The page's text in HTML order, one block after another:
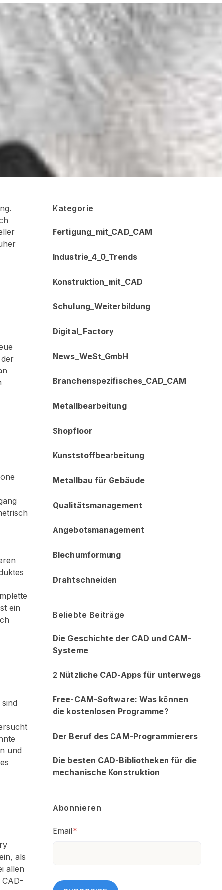
ein
und
als
allen
Kategorie
Fertigung_mit_CAD_CAM
Industrie_4_0_Trends
Konstruktion_mit_CAD
Schulung_Weiterbildung
Digital_Factory
News_WeSt_GmbH
Branchenspezifisches_CAD_CAM
Metallbearbeitung
Shopfloor
Kunststoffbearbeitung
Metallbau für Gebäude
Qualitätsmanagement
Angebotsmanagement
Blechumformung
Drahtschneiden
Beliebte Beiträge
Die Geschichte der CAD und CAM-
Systeme
2 Nützliche CAD-Apps für unterwegs
Free-CAM-Software: Was können
die kostenlosen Programme?
Der Beruf des CAM-Programmierers
Die besten CAD-Bibliotheken für die
mechanische Konstruktion
Abonnieren
Email*